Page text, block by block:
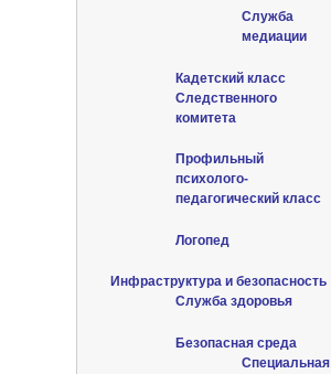
Служба
медиации
Кадетский класс
Следственного
комитета
Профильный
психолого-
педагогический класс
Логопед
Инфраструктура и безопасность
Служба здоровья
Безопасная среда
Специальная